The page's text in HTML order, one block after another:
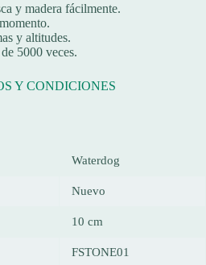
y madera fácilmente.
y altitudes.
5000 veces.
Y CONDICIONES
Waterdog
Nuevo
10 cm
FSTONE01